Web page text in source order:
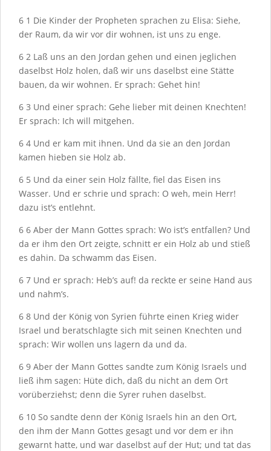
6 1 Die Kinder der Propheten sprachen zu Elisa: Siehe,
der Raum, da wir vor dir wohnen, ist uns zu enge.
6 2 Laß uns an den Jordan gehen und einen jeglichen
daselbst Holz holen, daß wir uns daselbst eine Stätte
bauen, da wir wohnen. Er sprach: Gehet hin!
6 3 Und einer sprach: Gehe lieber mit deinen Knechten!
Er sprach: Ich will mitgehen.
6 4 Und er kam mit ihnen. Und da sie an den Jordan
kamen hieben sie Holz ab.
6 5 Und da einer sein Holz fällte, fiel das Eisen ins
Wasser. Und er schrie und sprach: O weh, mein Herr!
dazu ist’s entlehnt.
6 6 Aber der Mann Gottes sprach: Wo ist’s entfallen? Und
da er ihm den Ort zeigte, schnitt er ein Holz ab und stieß
es dahin. Da schwamm das Eisen.
6 7 Und er sprach: Heb’s auf! da reckte er seine Hand aus
und nahm’s.
6 8 Und der König von Syrien führte einen Krieg wider
Israel und beratschlagte sich mit seinen Knechten und
sprach: Wir wollen uns lagern da und da.
6 9 Aber der Mann Gottes sandte zum König Israels und
ließ ihm sagen: Hüte dich, daß du nicht an dem Ort
vorüberziehst; denn die Syrer ruhen daselbst.
6 10 So sandte denn der König Israels hin an den Ort,
den ihm der Mann Gottes gesagt und vor dem er ihn
gewarnt hatte, und war daselbst auf der Hut; und tat das